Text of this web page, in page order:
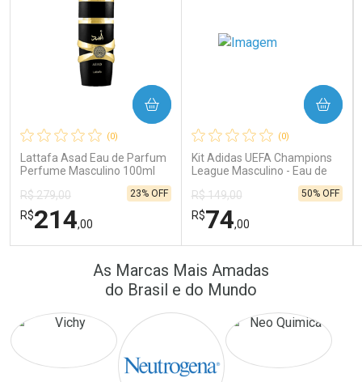
Comprar sem Desconto
Por R$ 172,25/cada
Comprar sem Desconto
Por R$ 172,25/cada
Comprar sem Desconto
Por R$ 16,79/cada
Comprar sem Desconto
Por R$ 16,79/cada
(0)
Lattafa Asad Eau de Parfum
Perfume Masculino 100ml
R$ 279,00
R$214,00
23% OFF
COMPRAR
FECHAR
FECHAR
Por Menos
(0)
Kit Adidas UEFA Champions
League Masculino - Eau de
Toilette 100ml + Shower Gel
250ml
R$ 149,00
R$74,00
50% OFF
COMPRAR
Laboratório
Por Menos
As Marcas Mais Amadas
do Brasil e do Mundo